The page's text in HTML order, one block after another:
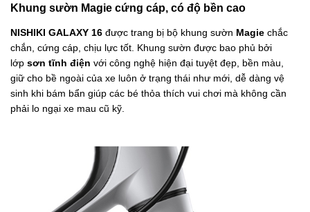
Khung sườn Magie cứng cáp, có độ bền cao
NISHIKI GALAXY 16 được trang bị bộ khung sườn Magie chắc
chắn, cứng cáp, chịu lực tốt. Khung sườn được bao phủ bởi
lớp sơn tĩnh điện với công nghệ hiện đại tuyệt đẹp, bền màu,
giữ cho bề ngoài của xe luôn ở trạng thái như mới, dễ dàng vệ
sinh khi bám bẩn giúp các bé thỏa thích vui chơi mà không cần
phải lo ngại xe mau cũ kỹ.